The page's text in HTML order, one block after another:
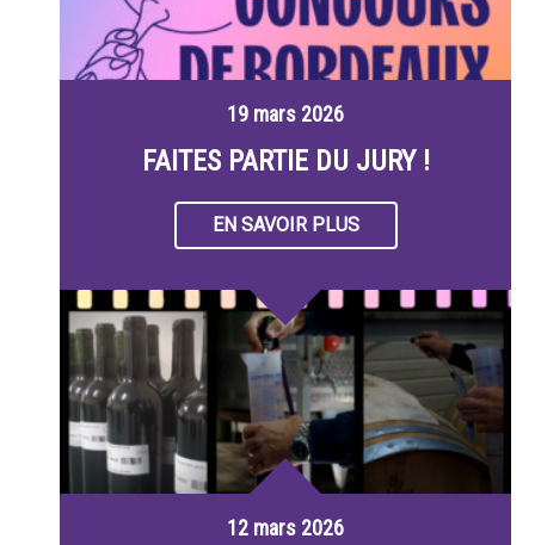
19 mars 2026
FAITES PARTIE DU JURY !
EN SAVOIR PLUS
12 mars 2026